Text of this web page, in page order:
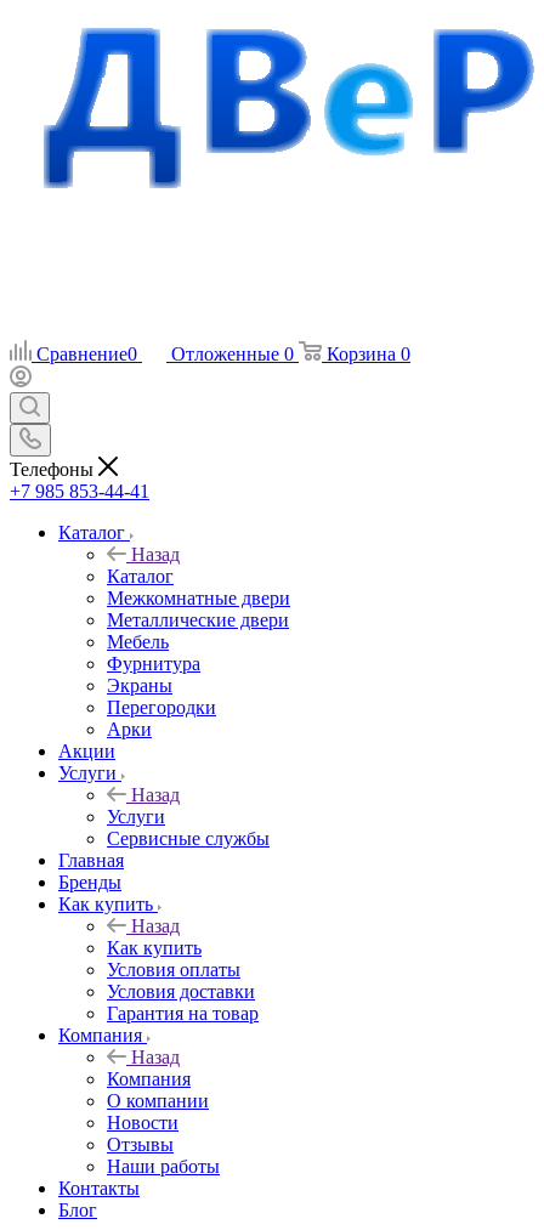
Сравнение0 Отложенные 0 Корзина 0
Телефоны
+7 985 853-44-41
Каталог
Назад
Каталог
Межкомнатные двери
Металлические двери
Мебель
Фурнитура
Экраны
Перегородки
Арки
Акции
Услуги
Назад
Услуги
Сервисные службы
Главная
Бренды
Как купить
Назад
Как купить
Условия оплаты
Условия доставки
Гарантия на товар
Компания
Назад
Компания
О компании
Новости
Отзывы
Наши работы
Контакты
Блог